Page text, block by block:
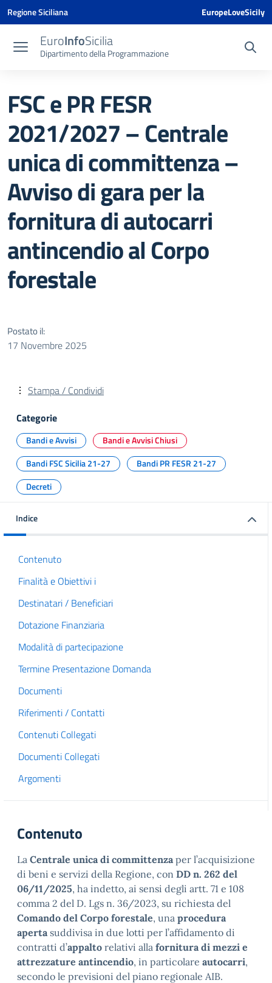
Vai ai contenuti
Vai al menu di navigazione
Vai al footer
Vai al banner delle Cookie Policy
Regione Siciliana EuropeLoveSicily
EuroInfoSicilia
Dipartimento della Programmazione
FSC e PR FESR
2021/2027 – Centrale
unica di committenza –
Avviso di gara per la
fornitura di autocarri
antincendio al Corpo
forestale
Postato il:
17 Novembre 2025
Stampa / Condividi
Categorie
Bandi e Avvisi
Bandi e Avvisi Chiusi
Bandi FSC Sicilia 21-27
Bandi PR FESR 21-27
Decreti
Indice
Contenuto
Finalità e Obiettivi i
Destinatari / Beneficiari
Dotazione Finanziaria
Modalità di partecipazione
Termine Presentazione Domanda
Documenti
Riferimenti / Contatti
Contenuti Collegati
Documenti Collegati
Argomenti
Contenuto
La Centrale unica di committenzaper l’acquisizione
di beni e servizi della Regione, con DD n. 262 del
06/11/2025, ha indetto, ai sensi degli artt. 71 e 108
comma 2 del D. Lgs n. 36/2023, su richiesta del
Comando del Corpo forestale, una procedura
apertasuddivisa in due lotti per l’affidamento di
contratti d’appalto relativi alla fornitura di mezzi e
attrezzature antincendio, in particolare autocarri,
secondo le previsioni del piano regionale AIB.